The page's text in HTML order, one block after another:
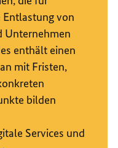
von
Unternehmen
enthält einen
mit Fristen,
bilden
Services und